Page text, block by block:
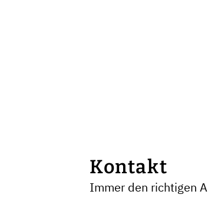
Kontakt
Immer den richtigen